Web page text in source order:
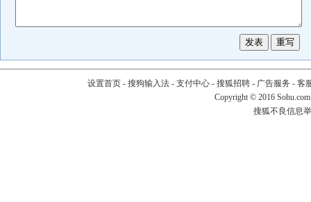
设置首页- 搜狗输入法- 支付中心- 搜狐招聘- 广告服务 - 客
Copyright © 2016
搜狐不良信息